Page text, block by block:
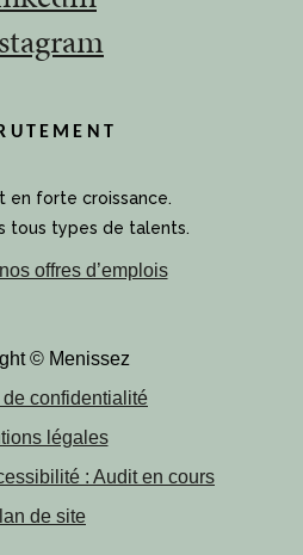
en forte croissance.
tous types de talents.
offres d’emplois
© Menissez
confidentialité
légales
: Audit en cours
de site